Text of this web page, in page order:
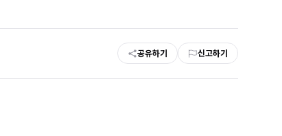
공유하기 신고하기